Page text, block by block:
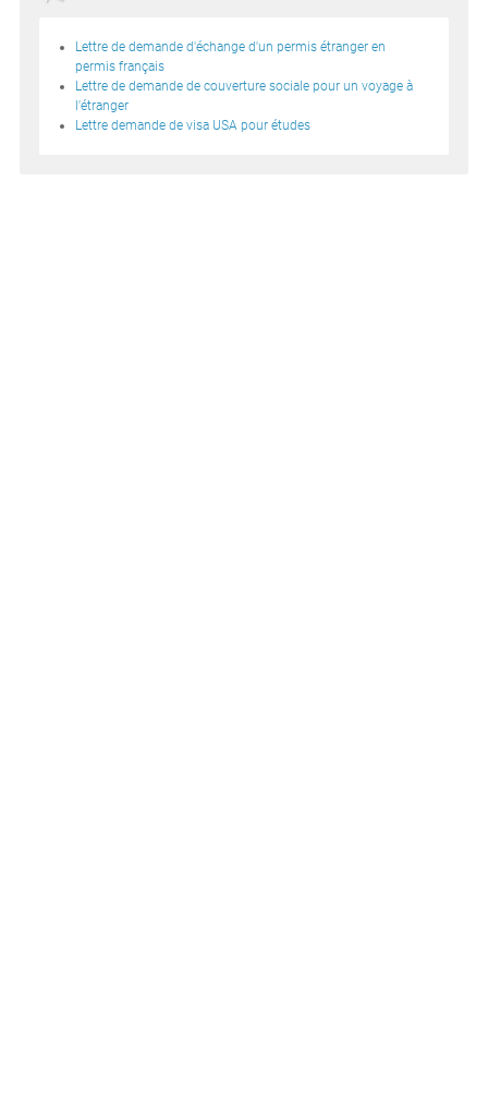
Lettre de demande d'échange d'un permis étranger en
permis français
Lettre de demande de couverture sociale pour un voyage à
l'étranger
Lettre demande de visa USA pour études